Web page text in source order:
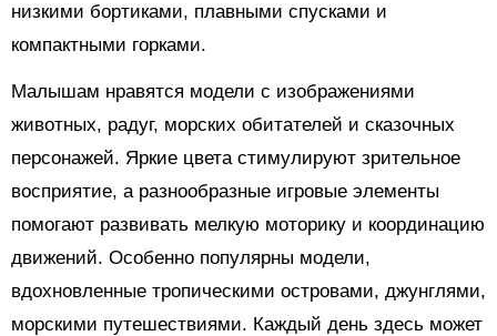
низкими бортиками, плавными спусками и
компактными горками.
Малышам нравятся модели с изображениями
животных, радуг, морских обитателей и сказочных
персонажей. Яркие цвета стимулируют зрительное
восприятие, а разнообразные игровые элементы
помогают развивать мелкую моторику и координацию
движений. Особенно популярны модели,
вдохновленные тропическими островами, джунглями,
морскими путешествиями. Каждый день здесь может